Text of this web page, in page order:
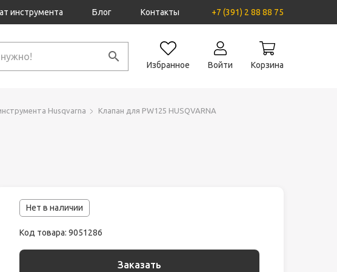
инструмента Блог Контакты +7 (391) 2 88 88 75
Избранное Войти Корзина
Husqvarna Клапан для PW125 HUSQVARNA
Нет в наличии
Код товара: 9051286
Заказать